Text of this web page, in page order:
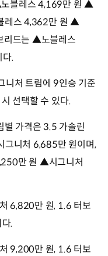
블레스 4,169만 원 ▲
레스 4,362만 원 ▲
리드는 ▲노블레스
.
니처 트림에 9인승 기준
선택할 수 있다.
별 가격은 3.5 가솔린
니처 6,685만 원이며,
만 원 ▲시그니처
6,820만 원, 1.6 터보
.
9,200만 원, 1.6 터보